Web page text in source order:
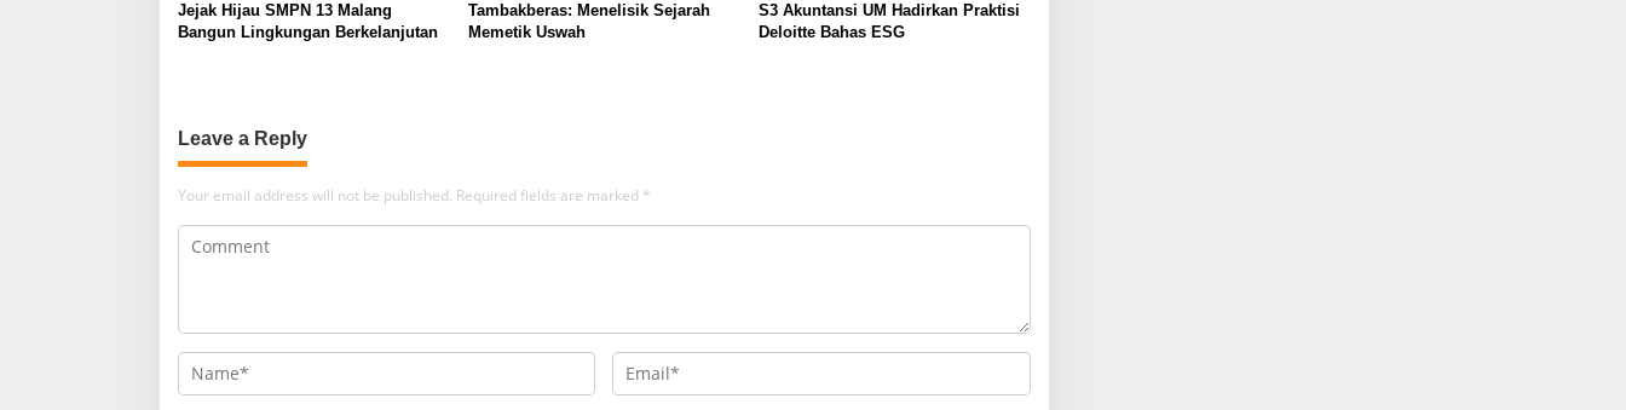
Jejak Hijau SMPN 13 Malang
Bangun Lingkungan Berkelanjutan
Tambakberas: Menelisik Sejarah
Memetik Uswah
S3 Akuntansi UM Hadirkan Praktisi
Deloitte Bahas ESG
Leave a Reply
Your email address will not be published. Required fields are marked *